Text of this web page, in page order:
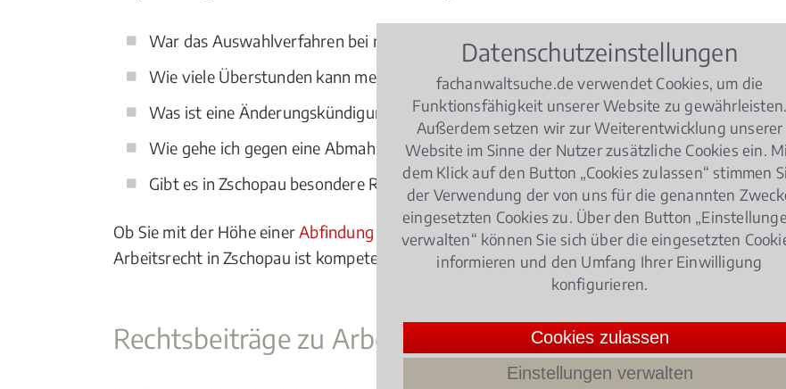
War das Auswahlverfahren bei meiner Bewerbung zulässig?
Wie viele Überstunden kann mein Chef von mir verlangen?
Was ist eine Änderungskündigung?
Wie gehe ich gegen eine Abmahnung vor?
Gibt es in Zschopau besondere Regelungen im Hinblick auf dasArbeitsrechtzu beachten?
Ob Sie mit der Höhe einerAbfindung nicht einverstanden sind, oder sich von ihren Kollegen
Arbeitsrecht in Zschopau ist kompetenter Berater und juristischer Experte bei allen Fragen
Rechtsbeiträge zu Arbeitsrecht
Datenschutzeinstellungen
fachanwaltsuche.de verwendet Cookies, um die
Funktionsfähigkeit unserer Website zu gewährleisten.
Außerdem setzen wir zur Weiterentwicklung unserer
Website im Sinne der Nutzer zusätzliche Cookies ein.
dem Klick auf den Button „Cookies zulassen“ stimmen
der Verwendung der von uns für die genannten
eingesetzten Cookies zu. Über den Button
verwalten“ können Sie sich über die eingesetzten
informieren und den Umfang Ihrer Einwilligung
konfigurieren.
Cookies zulassen
Einstellungen verwalten